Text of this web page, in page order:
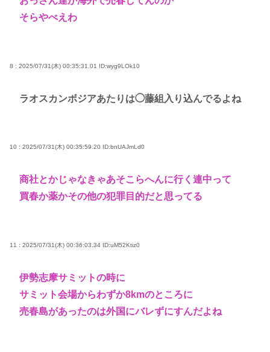
そらやべえわ
8 : 2025/07/31(木) 00:35:31.01 ID:wyg9LOk10
ラオスカンボジアあたりは◯藤組入り込んでるよね
10 : 2025/07/31(木) 00:35:59.20 ID:bnUAJmLd0
商社とかじゃなきゃあそこらへんに行く連中って
買春か薬かその他の犯罪目的だと思ってる
11 : 2025/07/31(木) 00:36:03.34 ID:uM52Ktiz0
伊勢志摩サミットの時に
サミット会場からわずか8kmのところに
売春島があったのは外国にバレずにすんだよね